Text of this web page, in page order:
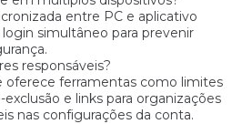
entre PC e aplicativo
simultâneo para prevenir
responsáveis?
oferece ferramentas como limites
e links para organizações
nas configurações da conta.